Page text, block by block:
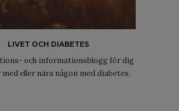
LIVET OCH DIABETES
och informationsblogg för dig
eller nära någon med diabetes.